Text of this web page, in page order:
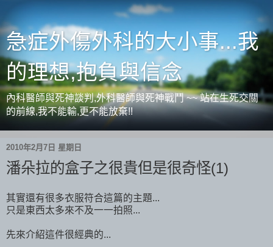
急症外傷外科的大小事...我
的理想,抱負與信念
內科醫師與死神談判,外科醫師與死神戰鬥 ~~ 站在生死交關
的前線,我不能輸,更不能放棄!!
2010年2月7日 星期日
潘朵拉的盒子之很貴但是很奇怪(1)
其實還有很多衣服符合這篇的主題...
只是東西太多來不及一一拍照...
先來介紹這件很經典的...